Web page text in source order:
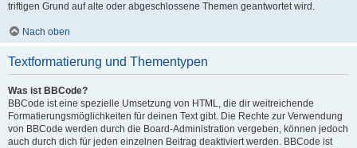
triftigen Grund auf alte oder abgeschlossene Themen geantwortet wird.
Nach oben
Textformatierung und Thementypen
Was ist BBCode?
BBCode ist eine spezielle Umsetzung von HTML, die dir weitreichende
Formatierungsmöglichkeiten für deinen Text gibt. Die Rechte zur Verwendung
von BBCode werden durch die Board-Administration vergeben, können jedoch
auch durch dich für jeden einzelnen Beitrag deaktiviert werden. BBCode ist